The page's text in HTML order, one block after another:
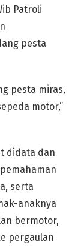
Patroli
pesta
pesta miras,
motor,”
didata dan
serta
anaknya
bermotor,
pergaulan